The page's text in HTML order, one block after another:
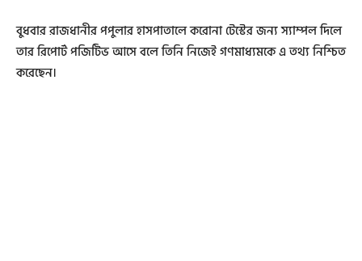
বুধবার রাজধানীর পপুলার হাসপাতালে করোনা টেস্টের জন্য স্যাম্পল দিলে
তার রিপোর্ট পজিটিভ আসে বলে তিনি নিজেই গণমাধ্যমকে এ তথ্য নিশ্চিত
করেছেন।